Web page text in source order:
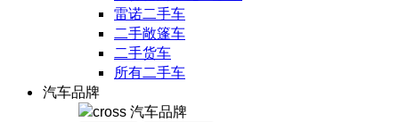
雷诺二手车
二手敞篷车
二手货车
所有二手车
汽车品牌
汽车品牌